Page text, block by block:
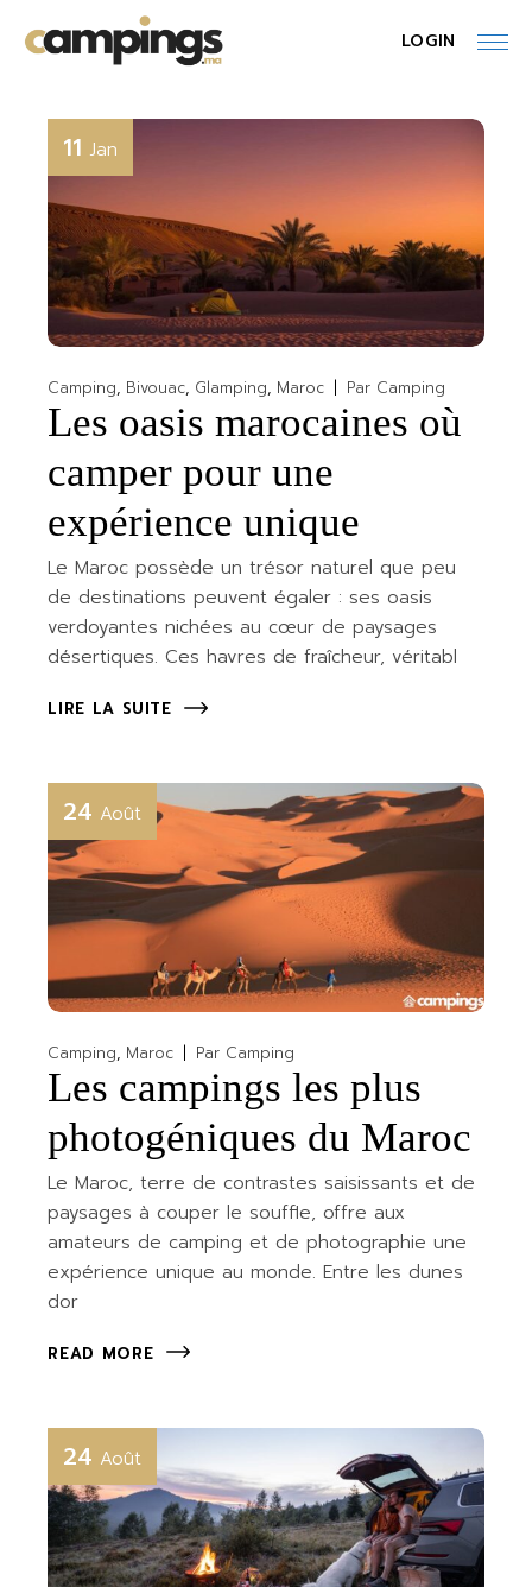
the
content
LOGIN
11 Jan
Camping Bivouac Glamping Maroc Par Camping
Les oasis marocaines où
camper pour une
expérience unique
Le Maroc possède un trésor naturel que peu
de destinations peuvent égaler : ses oasis
verdoyantes nichées au cœur de paysages
désertiques. Ces havres de fraîcheur, véritabl
LIRE LA SUITE
24 Août
Camping Maroc Par Camping
Les campings les plus
photogéniques du Maroc
Le Maroc, terre de contrastes saisissants et de
paysages à couper le souffle, offre aux
amateurs de camping et de photographie une
expérience unique au monde. Entre les dunes
dor
READ MORE
24 Août